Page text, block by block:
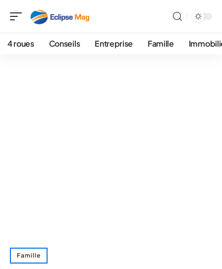
4 roues Conseils Entreprise Famille
Famille